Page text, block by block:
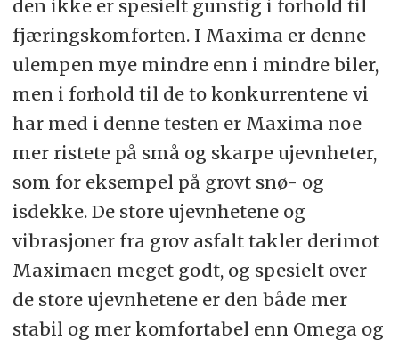
den ikke er spesielt gunstig i forhold til
fjæringskomforten. I Maxima er denne
ulempen mye mindre enn i mindre biler,
men i forhold til de to konkurrentene vi
har med i denne testen er Maxima noe
mer ristete på små og skarpe ujevnheter,
som for eksempel på grovt snø- og
isdekke. De store ujevnhetene og
vibrasjoner fra grov asfalt takler derimot
Maximaen meget godt, og spesielt over
de store ujevnhetene er den både mer
stabil og mer komfortabel enn Omega og